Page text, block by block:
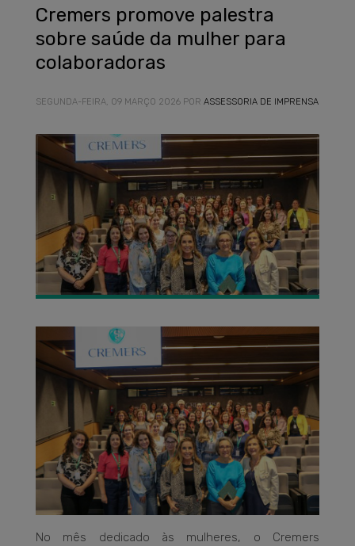
Cremers promove palestra
sobre saúde da mulher para
colaboradoras
SEGUNDA-FEIRA, 09 MARÇO 2026 POR ASSESSORIA DE IMPRENSA
No mês dedicado às mulheres, o Cremers